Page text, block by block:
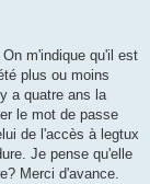
m'indique qu'il est
plus ou moins
a quatre ans la
le mot de passe
de l'accès à legtux
Je pense qu'elle
Merci d'avance.